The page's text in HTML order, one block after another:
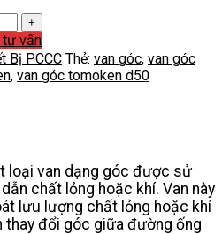
vấn
Bị PCCC Thẻ: van góc, van góc
, van góc tomoken d50
loại van dạng góc được sử
chất lỏng hoặc khí. Van này
lưu lượng chất lỏng hoặc khí
thay đổi góc giữa đường ống